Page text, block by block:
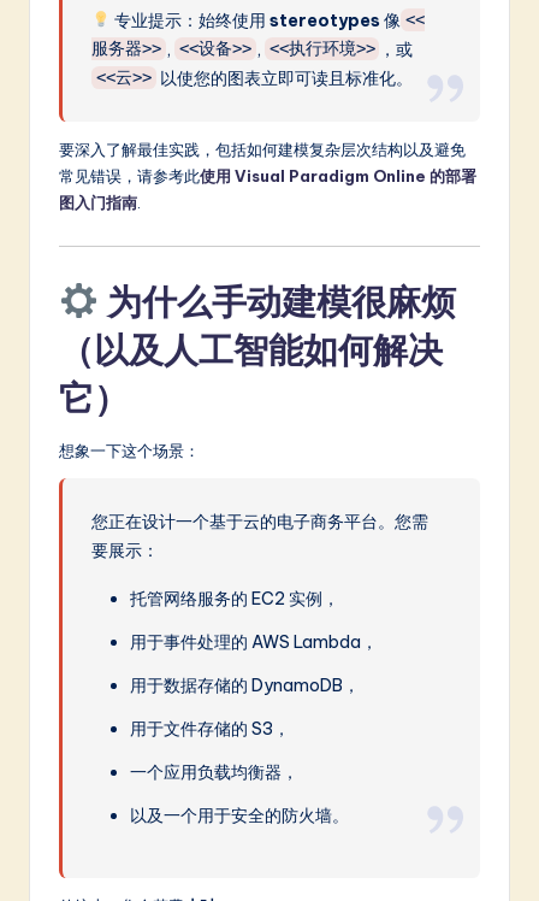
专业提示：始终使用 stereotypes像 <<
服务器>> , <<设备>> , <<执行环境>> ，或
<<云>> 以使您的图表立即可读且标准化。
要深入了解最佳实践，包括如何建模复杂层次结构以及避免
常见错误，请参考此使用 Visual Paradigm Online 的部署
图入门指南
为什么手动建模很麻烦
（以及人工智能如何解决
它）
想象一下这个场景：
您正在设计一个基于云的电子商务平台。您需
要展示：
托管网络服务的 EC2 实例，
用于事件处理的 AWS Lambda，
用于数据存储的 DynamoDB，
用于文件存储的 S3，
一个应用负载均衡器，
以及一个用于安全的防火墙。